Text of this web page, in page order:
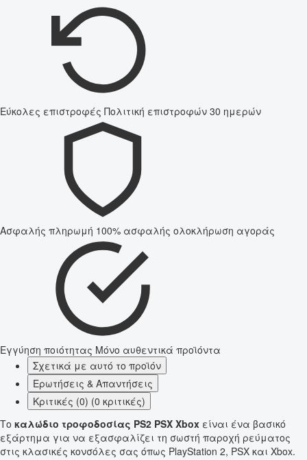
Εύκολες επιστροφές Πολιτική επιστροφών 30 ημερών
Ασφαλής πληρωμή 100% ασφαλής ολοκλήρωση αγοράς
Εγγύηση ποιότητας Μόνο αυθεντικά προϊόντα
Σχετικά με αυτό το προϊόν
Ερωτήσεις & Απαντήσεις
Κριτικές (0) (0 κριτικές)
Το καλώδιο τροφοδοσίας PS2 PSX Xbox είναι ένα βασικό
εξάρτημα για να εξασφαλίζει τη σωστή παροχή ρεύματος
στις κλασικές κονσόλες σας όπως PlayStation 2, PSX και Xbox.